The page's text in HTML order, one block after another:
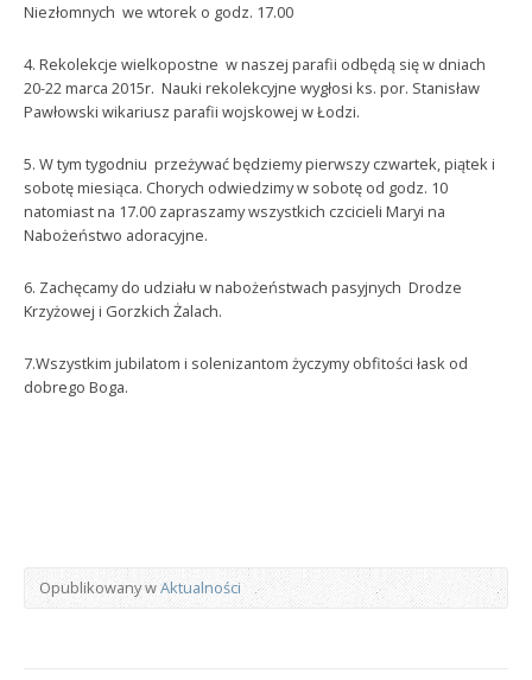
Niezłomnych we wtorek o godz. 17.00
4. Rekolekcje wielkopostne w naszej parafii odbędą się w dniach
20-22 marca 2015r. Nauki rekolekcyjne wygłosi ks. por. Stanisław
Pawłowski wikariusz parafii wojskowej w Łodzi.
5. W tym tygodniu przeżywać będziemy pierwszy czwartek, piątek i
sobotę miesiąca. Chorych odwiedzimy w sobotę od godz. 10
natomiast na 17.00 zapraszamy wszystkich czcicieli Maryi na
Nabożeństwo adoracyjne.
6. Zachęcamy do udziału w nabożeństwach pasyjnych Drodze
Krzyżowej i Gorzkich Żalach.
7.Wszystkim jubilatom i solenizantom życzymy obfitości łask od
dobrego Boga.
Opublikowany wAktualności